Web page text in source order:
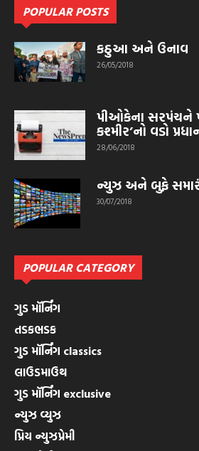
POPULAR POSTS
કઠુઆ અને ઉનાવ
26/05/2018
પીઓકેના સરપંચને
કશ્મીર’નો વડો
28/06/2018
ન્યુઝ અને બુફે
30/07/2018
POPULAR CATEGORY
ગુડ મૉર્નિંગ
તડકભડક
ગુડ મૉર્નિંગ classics
લાઉડમાઉથ
ગુડ મૉર્નિંગ exclusive
ન્યુઝ વ્યુઝ
પ્રિય ન્યુઝપ્રેમી